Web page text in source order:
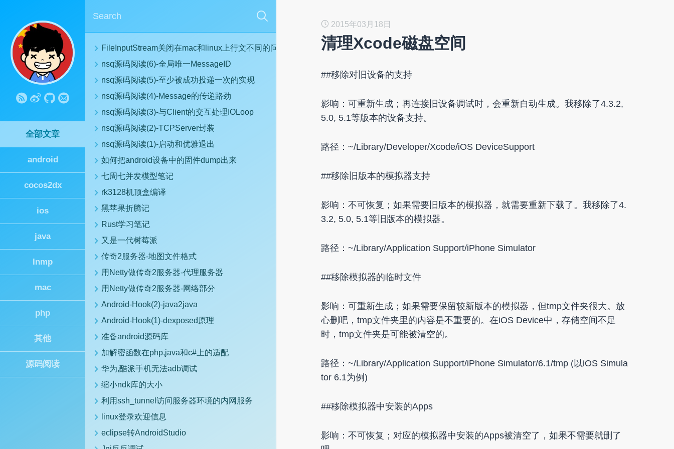
全部文章
android
cocos2dx
ios
java
lnmp
mac
php
其他
源码阅读
FileInputStream关闭在mac和linux上行文不同的问题
nsq源码阅读(6)-全局唯一MessageID
nsq源码阅读(5)-至少被成功投递一次的实现
nsq源码阅读(4)-Message的传递路劲
nsq源码阅读(3)-与Client的交互处理IOLoop
nsq源码阅读(2)-TCPServer封装
nsq源码阅读(1)-启动和优雅退出
如何把android设备中的固件dump出来
七周七并发模型笔记
rk3128机顶盒编译
黑苹果折腾记
Rust学习笔记
又是一代树莓派
传奇2服务器-地图文件格式
用Netty做传奇2服务器-代理服务器
用Netty做传奇2服务器-网络部分
Android-Hook(2)-java2java
Android-Hook(1)-dexposed原理
准备android源码库
加解密函数在php,java和c#上的适配
华为,酷派手机无法adb调试
缩小ndk库的大小
利用ssh_tunnel访问服务器环境的内网服务
linux登录欢迎信息
eclipse转AndroidStudio
2015年03月18日
清理Xcode磁盘空间
##移除对旧设备的支持
影响：可重新生成；再连接旧设备调试时，会重新自动生成。我移除了4.3.2,
5.0, 5.1等版本的设备支持。
路径：~/Library/Developer/Xcode/iOS DeviceSupport
##移除旧版本的模拟器支持
影响：不可恢复；如果需要旧版本的模拟器，就需要重新下载了。我移除了4.
3.2, 5.0, 5.1等旧版本的模拟器。
路径：~/Library/Application Support/iPhone Simulator
##移除模拟器的临时文件
影响：可重新生成；如果需要保留较新版本的模拟器，但tmp文件夹很大。放
心删吧，tmp文件夹里的内容是不重要的。在iOS Device中，存储空间不足
时，tmp文件夹是可能被清空的。
路径：~/Library/Application Support/iPhone Simulator/6.1/tmp (以iOS Simula
tor 6.1为例)
##移除模拟器中安装的Apps
影响：不可恢复；对应的模拟器中安装的Apps被清空了，如果不需要就删了